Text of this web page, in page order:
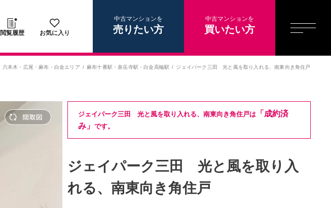
閲覧履歴 お気に入り
中古マンションを
売りたい方
中古マンションを
買いたい方
六本木・広尾・麻布・白金エリア 麻布十番駅 ・ 泉岳寺駅 ・白金高輪駅 ジェイパーク三田 光と風を取り入れる、南東向き角住戸
ジェイパーク三田 光と風を取り入れる、南東向き角住戸は「成約済
み」 です。
ジェイパーク三田 光と風を取り入
れる、南東向き角住戸